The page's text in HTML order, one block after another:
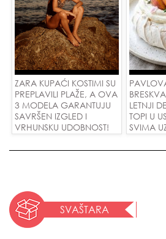
ZARA KUPAĆI KOSTIMI SU
PREPLAVILI PLAŽE, A OVA
3 MODELA GARANTUJU
SAVRŠEN IZGLED I
VRHUNSKU UDOBNOST!
LETNJI
TOPI U
SVIMA
SVAŠTARA